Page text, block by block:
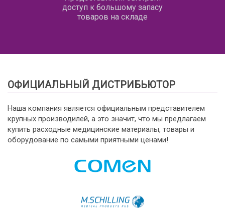
доступ к большому запасу
товаров на складе
ОФИЦИАЛЬНЫЙ ДИСТРИБЬЮТОР
Наша компания является официальным представителем
крупных производилей, а это значит, что мы предлагаем
купить расходные медицинские материалы, товары и
оборудование по самыми приятными ценами!